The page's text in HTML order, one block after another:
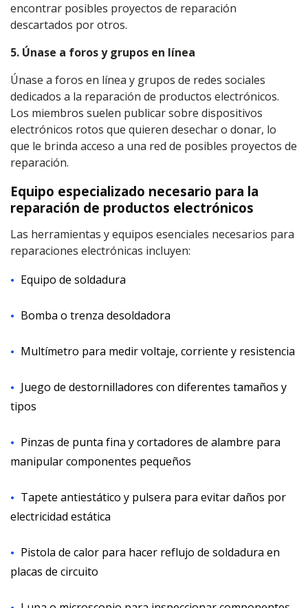
encontrar posibles proyectos de reparación
descartados por otros.
5. Únase a foros y grupos en línea
Únase a foros en línea y grupos de redes sociales
dedicados a la reparación de productos electrónicos.
Los miembros suelen publicar sobre dispositivos
electrónicos rotos que quieren desechar o donar, lo
que le brinda acceso a una red de posibles proyectos de
reparación.
Equipo especializado necesario para la
reparación de productos electrónicos
Las herramientas y equipos esenciales necesarios para
reparaciones electrónicas incluyen:
Equipo de soldadura
Bomba o trenza desoldadora
Multímetro para medir voltaje, corriente y resistencia
Juego de destornilladores con diferentes tamaños y
tipos
Pinzas de punta fina y cortadores de alambre para
manipular componentes pequeños
Tapete antiestático y pulsera para evitar daños por
electricidad estática
Pistola de calor para hacer reflujo de soldadura en
placas de circuito